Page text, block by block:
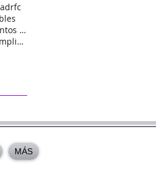
rfc
sistema de control de recintos fiscalizados
sociedades de acciones simplificadas
MÁS